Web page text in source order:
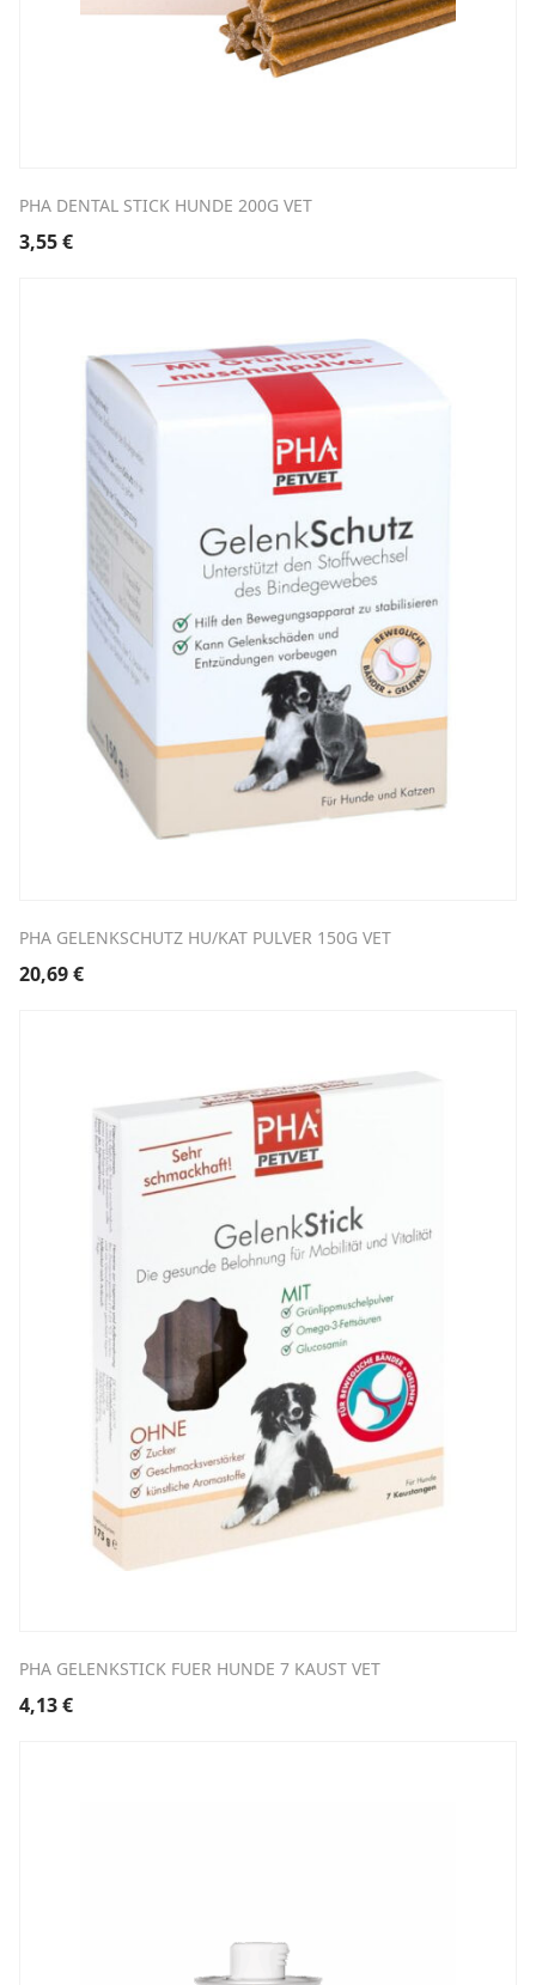
PHA DENTAL STICK HUNDE 200G VET
3,55€
PHA GELENKSCHUTZ HU/KAT PULVER 150G VET
20,69€
PHA GELENKSTICK FUER HUNDE 7 KAUST VET
4,13€